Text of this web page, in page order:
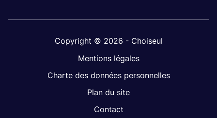
Copyright © 2026 - Choiseul
Mentions légales
Charte des données personnelles
Plan du site
Contact